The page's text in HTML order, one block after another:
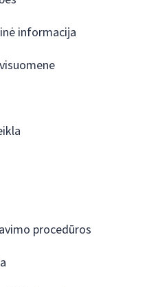
informacija
procedūros